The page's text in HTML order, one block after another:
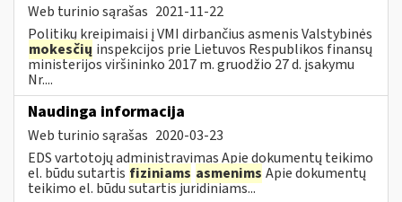
Web turinio sąrašas 2021-11-22
Politikų kreipimaisi į VMI dirbančius asmenis Valstybinės
mokesčių inspekcijos prie Lietuvos Respublikos finansų
ministerijos viršininko 2017 m. gruodžio 27 d. įsakymu
Nr....
Naudinga informacija
Web turinio sąrašas 2020-03-23
EDS vartotojų administravimas Apie dokumentų teikimo
el. būdu sutartis fiziniams asmenims Apie dokumentų
teikimo el. būdu sutartis juridiniams...